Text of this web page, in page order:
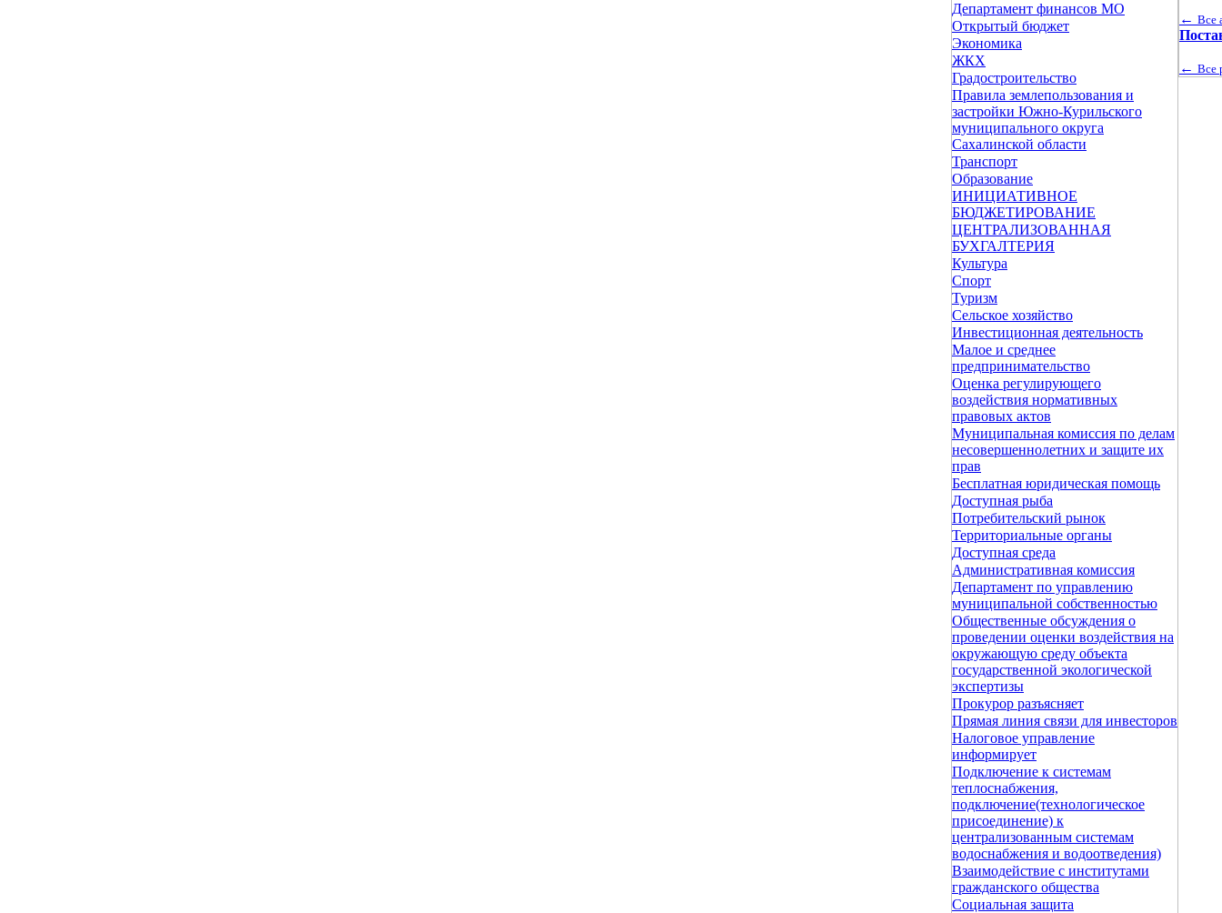
Департамент финансов МО
Открытый бюджет
Экономика
ЖКХ
Градостроительство
Правила землепользования и
застройки Южно-Курильского
муниципального округа
Сахалинской области
Транспорт
Образование
ИНИЦИАТИВНОЕ
БЮДЖЕТИРОВАНИЕ
ЦЕНТРАЛИЗОВАННАЯ
БУХГАЛТЕРИЯ
Культура
Спорт
Туризм
Сельское хозяйство
Инвестиционная деятельность
Малое и среднее
предпринимательство
Оценка регулирующего
воздействия нормативных
правовых актов
Муниципальная комиссия по делам
несовершеннолетних и защите их
прав
Бесплатная юридическая помощь
Доступная рыба
Потребительский рынок
Территориальные органы
Доступная среда
Административная комиссия
Департамент по управлению
муниципальной собственностью
Общественные обсуждения о
проведении оценки воздействия на
окружающую среду объекта
государственной экологической
экспертизы
Прокурор разъясняет
Прямая линия связи для инвесторов
Налоговое управление
информирует
Подключение к системам
теплоснабжения,
подключение(технологическое
присоединение) к
централизованным системам
водоснабжения и водоотведения)
Взаимодействие с институтами
гражданского общества
Социальная защита
← Все
← Все